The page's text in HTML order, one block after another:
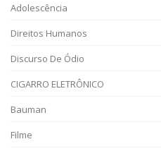
Adolescência
Direitos Humanos
Discurso De Ódio
CIGARRO ELETRÔNICO
Bauman
Filme